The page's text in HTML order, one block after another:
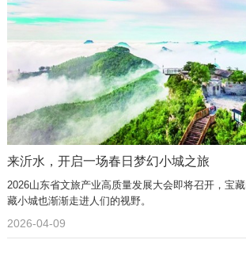
来沂水，开启一场春日梦幻小城之旅
2026山东省文旅产业高质量发展大会即将召开，宝
藏小城也渐渐走进人们的视野。
2026-04-09